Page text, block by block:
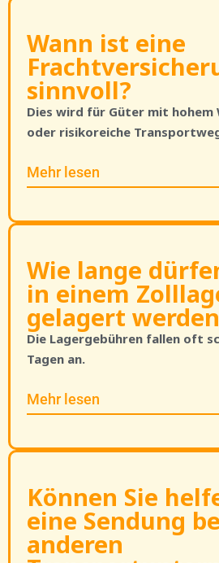
Wann ist eine
sinnvoll?
Dies wird für Güter mit hohem
oder risikoreiche
Mehr lesen
Wie lange
in einem
gelagert
Die Lagergebühren fallen oft
Tagen an.
Mehr lesen
Können Sie
eine Sendung
anderen